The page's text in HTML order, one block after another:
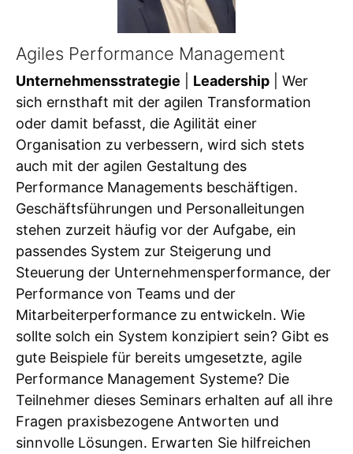
Agiles Performance Management
Unternehmensstrategie Leadership | Wer
sich ernsthaft mit der agilen Transformation
oder damit befasst, die Agilität einer
Organisation zu verbessern, wird sich stets
auch mit der agilen Gestaltung des
Performance Managements beschäftigen.
Geschäftsführungen und Personalleitungen
stehen zurzeit häufig vor der Aufgabe, ein
passendes System zur Steigerung und
Steuerung der Unternehmensperformance, der
Performance von Teams und der
Mitarbeiterperformance zu entwickeln. Wie
sollte solch ein System konzipiert sein? Gibt es
gute Beispiele für bereits umgesetzte, agile
Performance Management Systeme? Die
Teilnehmer dieses Seminars erhalten auf all ihre
Fragen praxisbezogene Antworten und
sinnvolle Lösungen. Erwarten Sie hilfreichen